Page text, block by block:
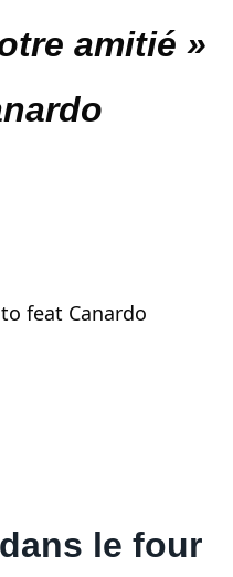
amitié »
feat Canardo
le four